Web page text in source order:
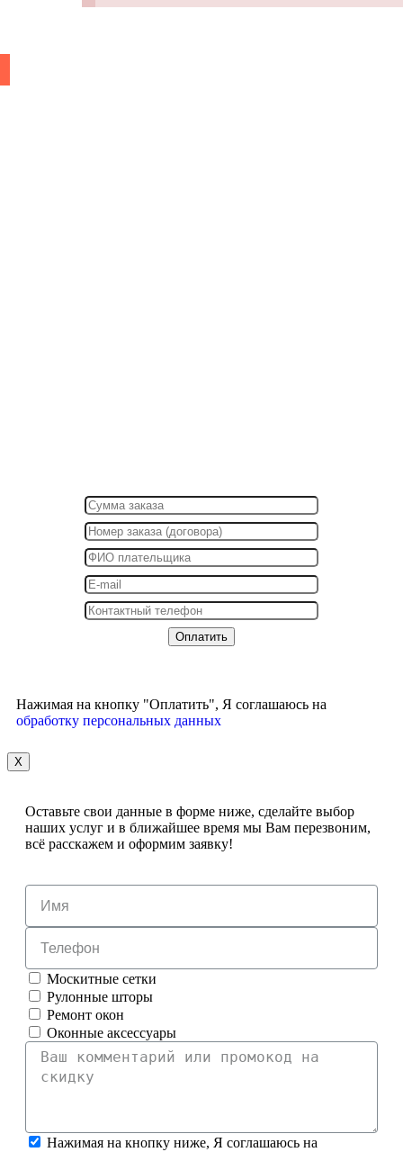
Нажимая на кнопку "Оплатить", Я соглашаюсь на
обработку персональных данных
X
Оставьте свои данные в форме ниже, сделайте выбор
наших услуг и в ближайшее время мы Вам перезвоним,
всё расскажем и оформим заявку!
Москитные сетки
Рулонные шторы
Ремонт окон
Оконные аксессуары
Нажимая на кнопку ниже, Я соглашаюсь на